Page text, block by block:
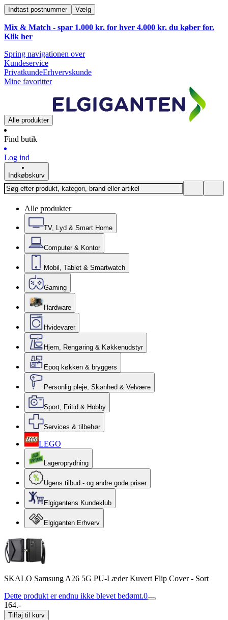
Indtast postnummer Vælg
Mix & Match - spar 1.000 kr. for hver 4.000 kr. du køber for.
Klik her
Spring navigationen over
Kundeservice
PrivatkundeErhvervskunde
Mine favoritter
Alle produkter
Find butik
Log ind
Indkøbskurv
Alle produkter
TV, Lyd & Smart Home
Computer & Kontor
Mobil, Tablet & Smartwatch
Gaming
Hardware
Hvidevarer
Hjem, Rengøring & Køkkenudstyr
Epoq køkken & bryggers
Personlig pleje, Skønhed & Velvære
Sport, Fritid & Hobby
Services & tilbehør
LEGO
Lageroprydning
Ugens tilbud - og andre gode priser
Elgigantens Kundeklub
Elgiganten Erhverv
SKALO Samsung A26 5G PU-Læder Kuvert Flip Cover - Sort
Dette produkt er endnu ikke blevet bedømt.0
164.-
Tilføj til kurv